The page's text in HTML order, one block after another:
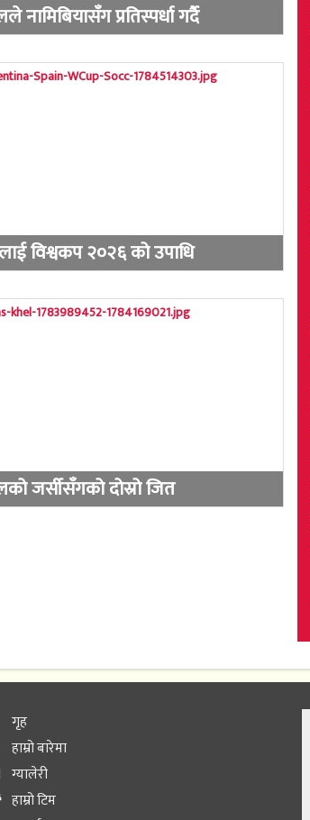
नामिबियासँग प्रतिस्पर्धा गर्दै
विश्वकप २०२६ को उपाधि
जर्सीसँगको दोस्रो जित
गृह
हाम्रो बारेमा
ग्यालेरी
हाम्रो टिम